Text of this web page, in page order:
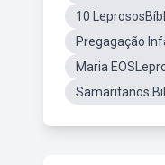
10
Pregagação
Maria
Samaritanos